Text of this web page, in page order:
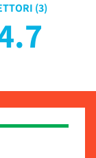
(3)